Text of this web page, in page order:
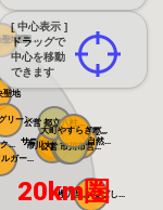
[ 中心表示 ]
ドラッグで
中心を移動
できます
地霊園
園
南
聖地
聖地霊...
リーン...
市川の杜霊園
いちかわ大町霊...
サニープレイス...
サニーパーク松...
弥生の里 自然...
市川大野霊園
総武霊園
櫻乃里ふなばし...
公営 都立八柱...
公営 市川市営...
大町やすらぎパ...
ガー...
...
20km圏